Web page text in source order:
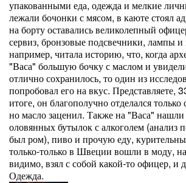
упакованными еда, одежда и мелкие
лежали бочонки с мясом, в каюте стоял
на борту оставались великолепный
сервиз, бронзовые подсвечники, лампы
например, читала историю, что, когда
"Васа" большую бочку с маслом и
отлично сохранилось, то один из
попробовал его на вкус. Представляете,
итоге, он благополучно отделался
но масло заценил. Также на "Васа"
оловянных бутылок с алкоголем (анализ
был ром), пиво и прочую еду,
только-только в Швеции вошли в моду,
видимо, взял с собой какой-то офицер, и
Одежда.